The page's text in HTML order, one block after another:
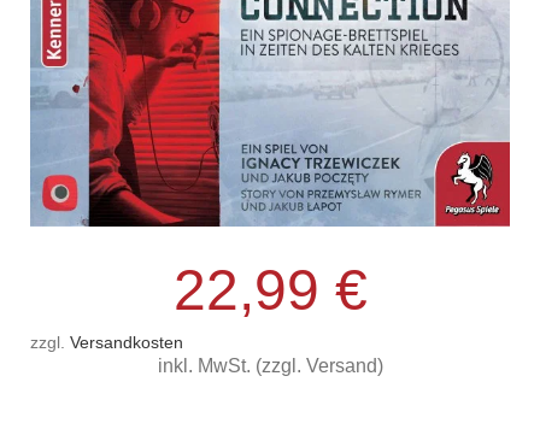
22,99 €
zzgl. Versandkosten
inkl. MwSt. (zzgl. Versand)